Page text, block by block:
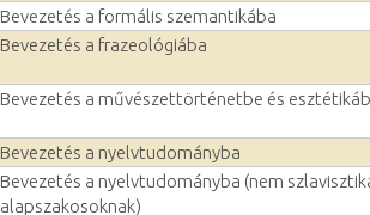
Bevezetés a formális szemantikába
Bevezetés a frazeológiába
Bevezetés a művészettörténetbe és
Bevezetés a nyelvtudományba
Bevezetés a nyelvtudományba (nem
alapszakosoknak)